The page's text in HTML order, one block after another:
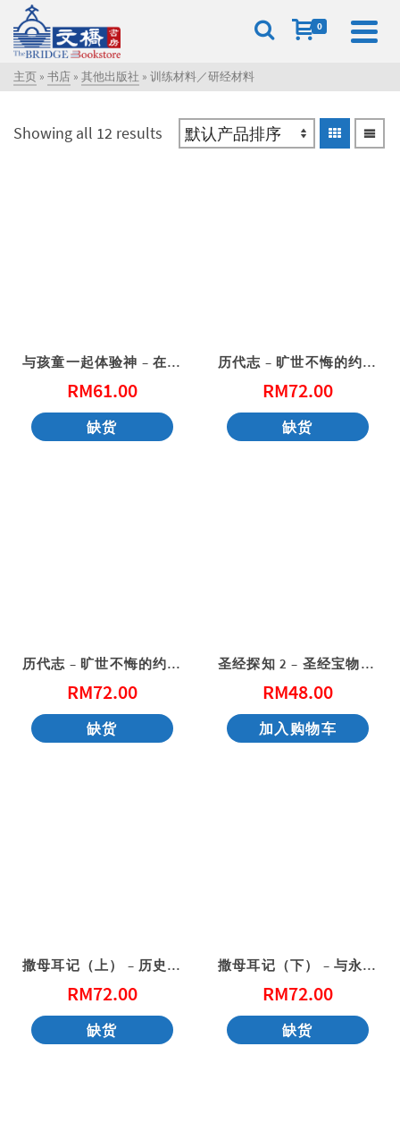
0
主页 » 书店 » 其他出版社 » 训练材料／研经材料
Showing all 12 results
与孩童一起体验神 – 在圣经与礼仪中引导儿童的宗教潜能
RM61.00
缺货
历代志 – 旷世不悔的约定（门训生命读经系列）（简体）
RM72.00
缺货
历代志 – 旷世不悔的约定（门训生命读经系列）（繁体）
RM72.00
缺货
圣经探知 2 – 圣经宝物开心找
RM48.00
加入购物车
撒母耳记（上） – 历史的巨轮在上帝手中（门训生命读经系列）（繁体）
RM72.00
缺货
撒母耳记（下） – 与永恒同行的爱和承诺（门训生命读经系列）（简体）
RM72.00
缺货